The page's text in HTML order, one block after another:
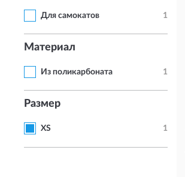
Для самокатов 1
Материал
Из поликарбоната 1
Размер
XS 1